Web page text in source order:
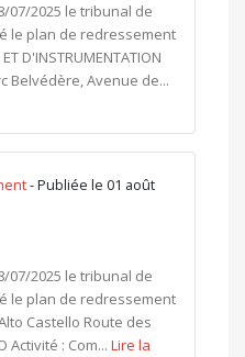
07/2025 le tribunal de
le plan de redressement
D'INSTRUMENTATION
Belvédère, Avenue de...
- Publiée le 01 août
07/2025 le tribunal de
le plan de redressement
Castello Route des
Activité : Com... Lire la